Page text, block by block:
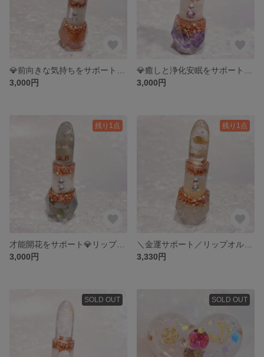
3,000円
3,000円
残り1点
才能開花をサポート💎リップオルゴナイト💄
3,000円
残り1点
3,330円
SOLD OUT SOLD OUT